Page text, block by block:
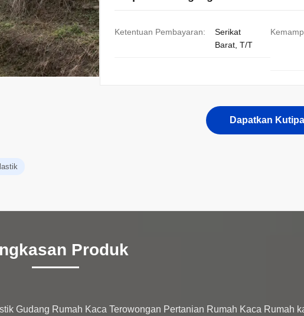
Ketentuan Pembayaran:
Serikat
Barat, T/T
Dapatkan
Produk
Gudang Rumah Kaca Terowongan Pertanian Rumah Kaca Rumah